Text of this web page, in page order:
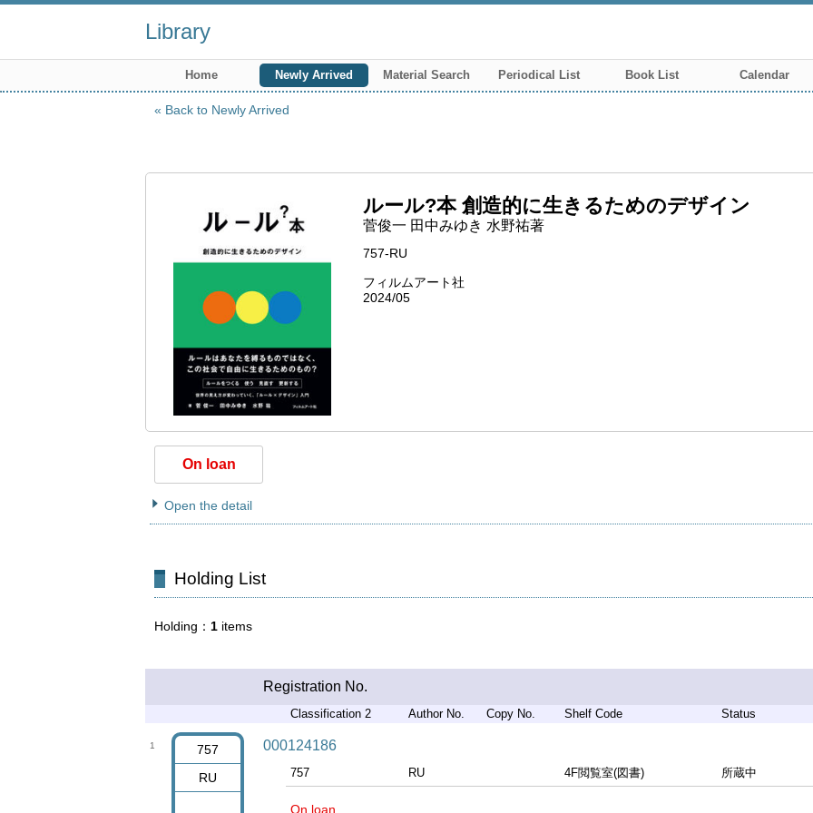
Library
Home Newly Arrived Material Search Periodical List Book List Calendar
Back to Newly Arrived
ルール?本 創造的に生きるためのデザイン
菅俊一 田中みゆき 水野祐著
757-RU
フィルムアート社
2024/05
On loan
Open the detail
Holding List
Holding 1 items
Registration No.
Classification 2 Author No. Copy No. Shelf Code Status
1
757
RU
000124186
757 RU 4F閲覧室(図書) 所蔵中
On loan